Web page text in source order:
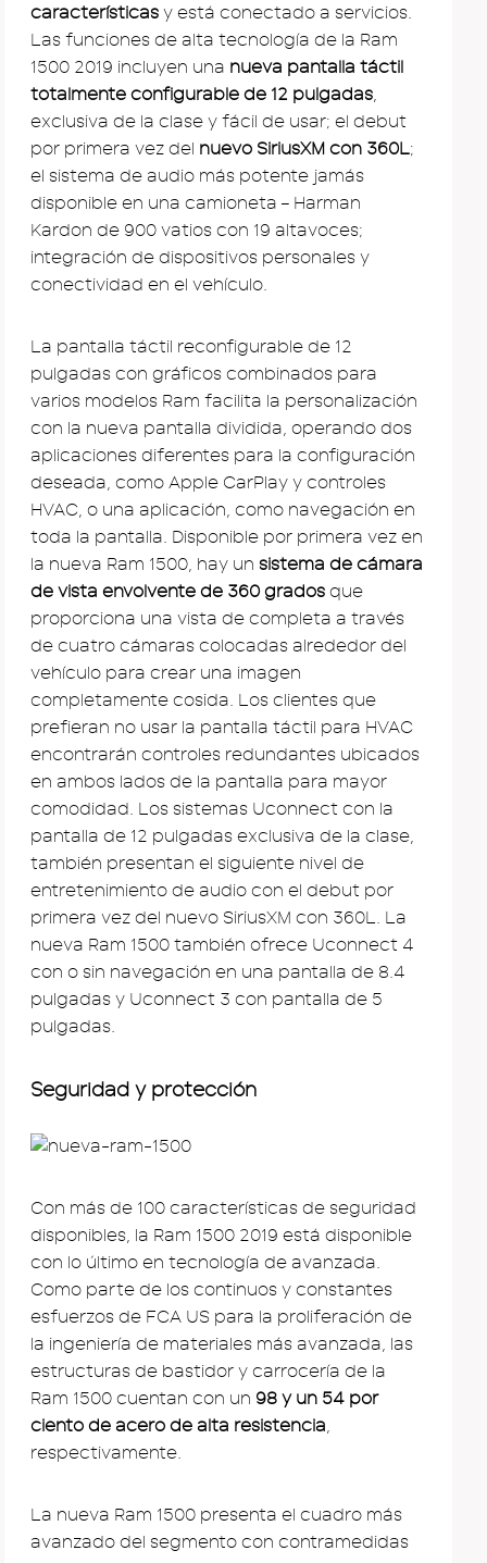
características y está conectado a servicios.
Las funciones de alta tecnología de la Ram
1500 2019 incluyen una nueva pantalla táctil
totalmente configurable de 12 pulgadas,
exclusiva de la clase y fácil de usar; el debut
por primera vez del nuevo SiriusXM con 360L;
el sistema de audio más potente jamás
disponible en una camioneta – Harman
Kardon de 900 vatios con 19 altavoces;
integración de dispositivos personales y
conectividad en el vehículo.
La pantalla táctil reconfigurable de 12
pulgadas con gráficos combinados para
varios modelos Ram facilita la personalización
con la nueva pantalla dividida, operando dos
aplicaciones diferentes para la configuración
deseada, como Apple CarPlay y controles
HVAC, o una aplicación, como navegación en
toda la pantalla. Disponible por primera vez en
la nueva Ram 1500, hay un sistema de cámara
de vista envolvente de 360 ​​grados que
proporciona una vista de completa a través
de cuatro cámaras colocadas alrededor del
vehículo para crear una imagen
completamente cosida. Los clientes que
prefieran no usar la pantalla táctil para HVAC
encontrarán controles redundantes ubicados
en ambos lados de la pantalla para mayor
comodidad. Los sistemas Uconnect con la
pantalla de 12 pulgadas exclusiva de la clase,
también presentan el siguiente nivel de
entretenimiento de audio con el debut por
primera vez del nuevo SiriusXM con 360L. La
nueva Ram 1500 también ofrece Uconnect 4
con o sin navegación en una pantalla de 8.4
pulgadas y Uconnect 3 con pantalla de 5
pulgadas.
Seguridad y protección
Con más de 100 características de seguridad
disponibles, la Ram 1500 2019 está disponible
con lo último en tecnología de avanzada.
Como parte de los continuos y constantes
esfuerzos de FCA US para la proliferación de
la ingeniería de materiales más avanzada, las
estructuras de bastidor y carrocería de la
Ram 1500 cuentan con un 98 y un 54 por
ciento de acero de alta resistencia,
respectivamente.
La nueva Ram 1500 presenta el cuadro más
avanzado del segmento con contramedidas